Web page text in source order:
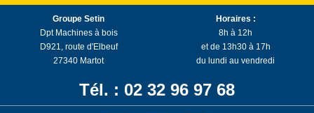
Groupe Setin
Dpt Machines à bois
D921, route d'Elbeuf
27340 Martot
Horaires :
8h à 12h
et de 13h30 à 17h
du lundi au vendredi
Tél. : 02 32 96 97 68